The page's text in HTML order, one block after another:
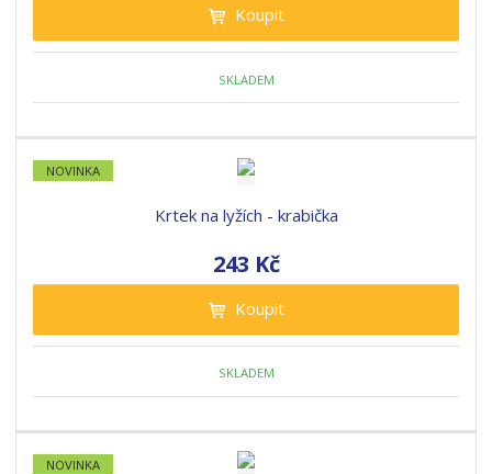
Koupit
SKLADEM
NOVINKA
Krtek na lyžích - krabička
243 Kč
Koupit
SKLADEM
NOVINKA